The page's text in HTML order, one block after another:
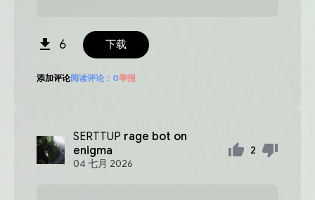
6 下载
添加评论阅读评论： 0举报
SERTTUP rage bot on
enigma
04 七月 2026
2